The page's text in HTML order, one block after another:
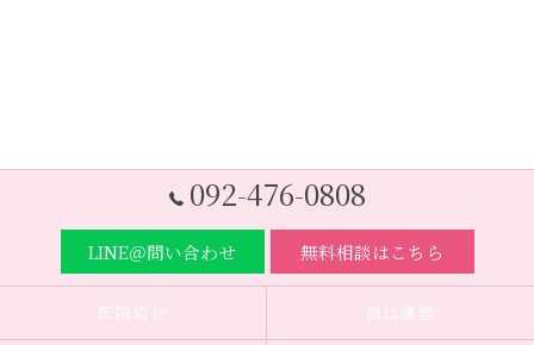
092-476-0808
LINE＠問い合わせ 無料相談はこちら
医院紹介 歯は臓器